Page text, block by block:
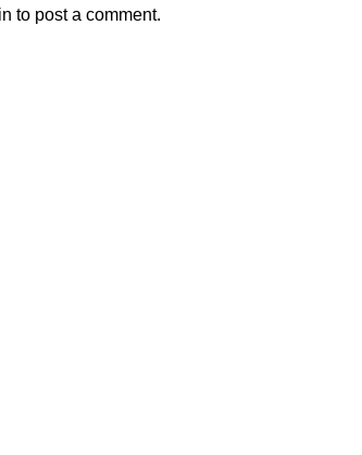
to post a comment.